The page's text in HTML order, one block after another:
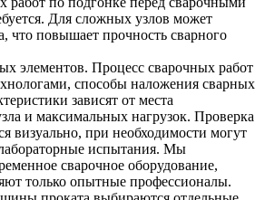
Для сложных узлов может
что повышает прочность сварного
элементов. Процесс сварочных работ
способы наложения сварных
зависят от места
и максимальных нагрузок. Проверка
визуально, при необходимости могут
испытания. Мы
сварочное оборудование,
только опытные профессионалы.